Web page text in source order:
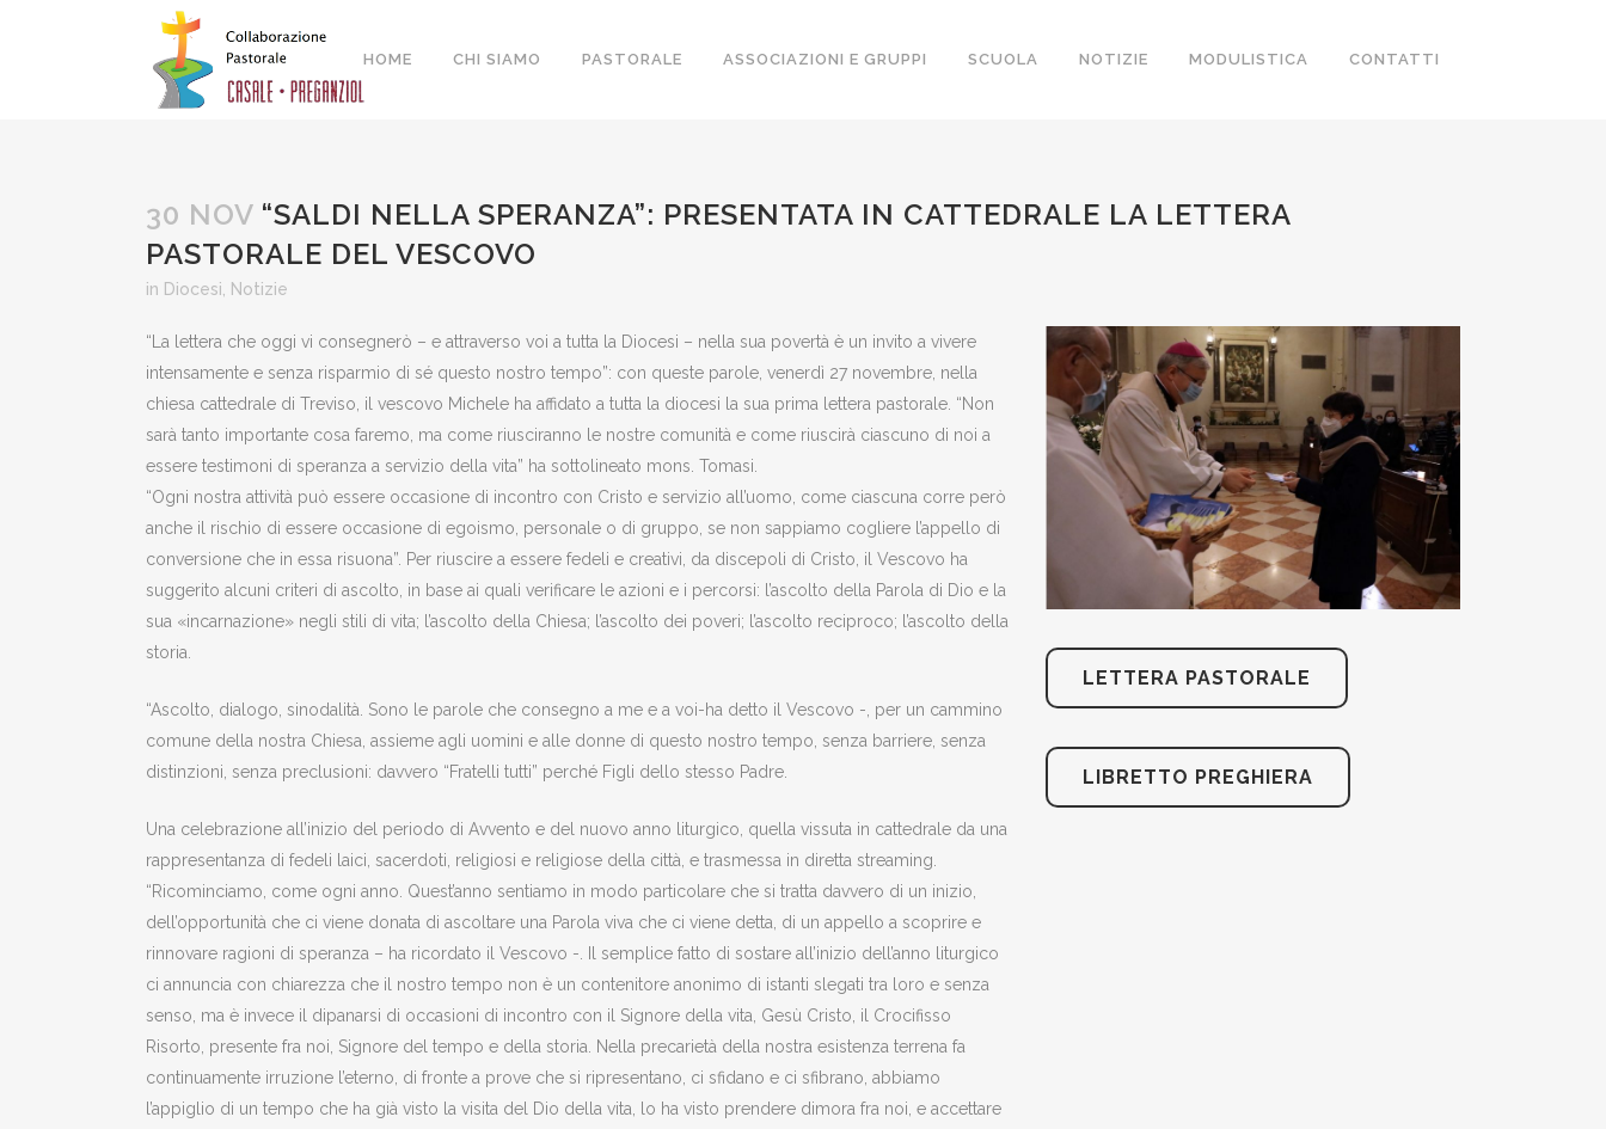
HOME CHI SIAMO PASTORALE ASSOCIAZIONI E GRUPPI SCUOLA NOTIZIE MODULISTICA CONTATTI
30 NOV “SALDI NELLA SPERANZA”: PRESENTATA IN CATTEDRALE LA LETTERA
PASTORALE DEL VESCOVO
in Diocesi Notizie
“La lettera che oggi vi consegnerò – e attraverso voi a tutta la Diocesi – nella sua povertà è un invito a vivere
intensamente e senza risparmio di sé questo nostro tempo”: con queste parole, venerdì 27 novembre, nella
chiesa cattedrale di Treviso, il vescovo Michele ha affidato a tutta la diocesi la sua prima lettera pastorale. “Non
sarà tanto importante cosa faremo, ma come riusciranno le nostre comunità e come riuscirà ciascuno di noi a
essere testimoni di speranza a servizio della vita” ha sottolineato mons. Tomasi.
“Ogni nostra attività può essere occasione di incontro con Cristo e servizio all’uomo, come ciascuna corre però
anche il rischio di essere occasione di egoismo, personale o di gruppo, se non sappiamo cogliere l’appello di
conversione che in essa risuona”. Per riuscire a essere fedeli e creativi, da discepoli di Cristo, il Vescovo ha
suggerito alcuni criteri di ascolto, in base ai quali verificare le azioni e i percorsi: l’ascolto della Parola di Dio e la
sua «incarnazione» negli stili di vita; l’ascolto della Chiesa; l’ascolto dei poveri; l’ascolto reciproco; l’ascolto della
storia.
“Ascolto, dialogo, sinodalità. Sono le parole che consegno a me e a voi-ha detto il Vescovo -, per un cammino
comune della nostra Chiesa, assieme agli uomini e alle donne di questo nostro tempo, senza barriere, senza
distinzioni, senza preclusioni: davvero “Fratelli tutti” perché Figli dello stesso Padre.
Una celebrazione all’inizio del periodo di Avvento e del nuovo anno liturgico, quella vissuta in cattedrale da una
rappresentanza di fedeli laici, sacerdoti, religiosi e religiose della città, e trasmessa in diretta streaming.
“Ricominciamo, come ogni anno. Quest’anno sentiamo in modo particolare che si tratta davvero di un inizio,
dell’opportunità che ci viene donata di ascoltare una Parola viva che ci viene detta, di un appello a scoprire e
rinnovare ragioni di speranza – ha ricordato il Vescovo -. Il semplice fatto di sostare all’inizio dell’anno liturgico
ci annuncia con chiarezza che il nostro tempo non è un contenitore anonimo di istanti slegati tra loro e senza
senso, ma è invece il dipanarsi di occasioni di incontro con il Signore della vita, Gesù Cristo, il Crocifisso
Risorto, presente fra noi, Signore del tempo e della storia. Nella precarietà della nostra esistenza terrena fa
continuamente irruzione l’eterno, di fronte a prove che si ripresentano, ci sfidano e ci sfibrano, abbiamo
l’appiglio di un tempo che ha già visto la visita del Dio della vita, lo ha visto prendere dimora fra noi, e accettare
LETTERA PASTORALE
LIBRETTO PREGHIERA